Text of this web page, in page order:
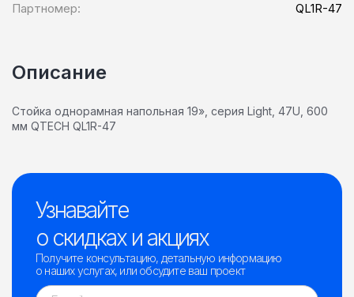
Партномер:
QL1R-47
Описание
Стойка однорамная напольная 19», серия Light, 47U, 600
мм QTECH QL1R-47
Узнавайте
о скидках и акциях
Получите консультацию, детальную информацию
о наших услугах, или обсудите ваш проект